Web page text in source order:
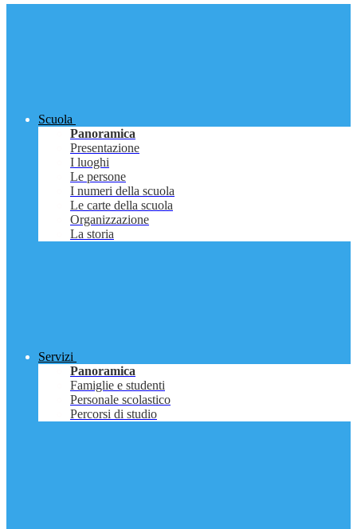
Scuola
Panoramica
Presentazione
I luoghi
Le persone
I numeri della scuola
Le carte della scuola
Organizzazione
La storia
Servizi
Panoramica
Famiglie e studenti
Personale scolastico
Percorsi di studio